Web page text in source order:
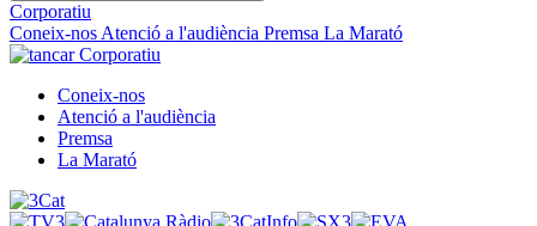
Corporatiu
Coneix-nos Atenció a l'audiència Premsa La Marató
Corporatiu
Coneix-nos
Atenció a l'audiència
Premsa
La Marató